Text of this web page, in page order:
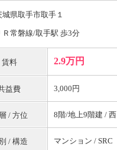
城県取手市取手１
Ｒ常磐線/取手駅 歩3分
賃料 2.9万円
益費 3,000円
/ 方位 8階/地上9階建 / 西
/ 構造 マンション / SRC